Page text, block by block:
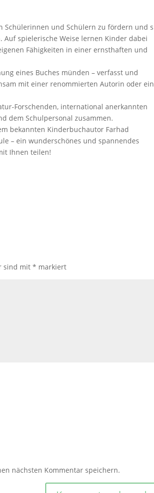
Schülerinnen und Schülern zu fördern und
spielerische Weise lernen Kinder dabei
Fähigkeiten in einer ernsthaften und
eines Buches münden – verfasst und
mit einer renommierten Autorin oder
Forschenden, international anerkannten
dem Schulpersonal zusammen.
bekannten Kinderbuchautor Farhad
– ein wunderschönes und spannendes
Ihnen teilen!
sind mit* markiert
nächsten Kommentar speichern.